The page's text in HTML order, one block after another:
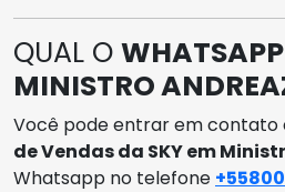
QUAL O
MINISTRO
Você pode entrar em contato
de Vendas da SKY em
Whatsapp no telefone